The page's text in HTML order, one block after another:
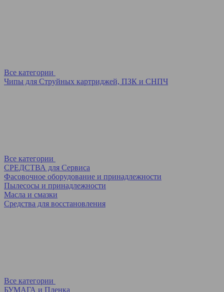
Все категории
Чипы для Струйных картриджей, ПЗК и СНПЧ
Все категории
СРЕДСТВА для Сервиса
Фасовочное оборудование и принадлежности
Пылесосы и принадлежности
Масла и смазки
Средства для восстановления
Все категории
БУМАГА и Пленка